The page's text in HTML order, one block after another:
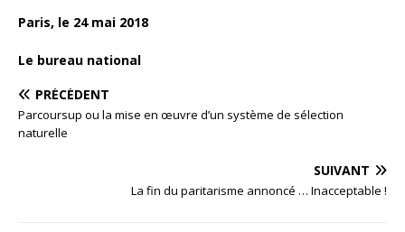
Paris, le 24 mai 2018
Le bureau national
PRÉCÉDENT
Parcoursup ou la mise en œuvre d’un système de sélection
naturelle
SUIVANT
La fin du paritarisme annoncé … Inacceptable !